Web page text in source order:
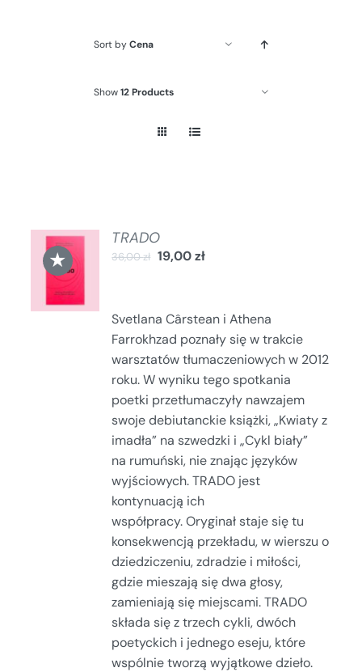
Sort byCena
Show12 Products
★
DODAJ
DO
KOSZYKA
/
SZCZEGÓŁY
TRADO
36,00zł 19,00zł
Svetlana Cârstean i Athena
Farrokhzad poznały się w trakcie
warsztatów tłumaczeniowych w 2012
roku. W wyniku tego spotkania
poetki przetłumaczyły nawzajem
swoje debiutanckie książki, „Kwiaty z
imadła” na szwedzki i „Cykl biały”
na rumuński, nie znając języków
wyjściowych. TRADO jest
kontynuacją ich
współpracy. Oryginał staje się tu
konsekwencją przekładu, w wierszu o
dziedziczeniu, zdradzie i miłości,
gdzie mieszają się dwa głosy,
zamieniają się miejscami. TRADO
składa się z trzech cykli, dwóch
poetyckich i jednego eseju, które
wspólnie tworzą wyjątkowe dzieło.